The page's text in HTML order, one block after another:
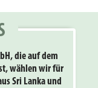
die auf dem
wählen wir für
Sri Lanka und